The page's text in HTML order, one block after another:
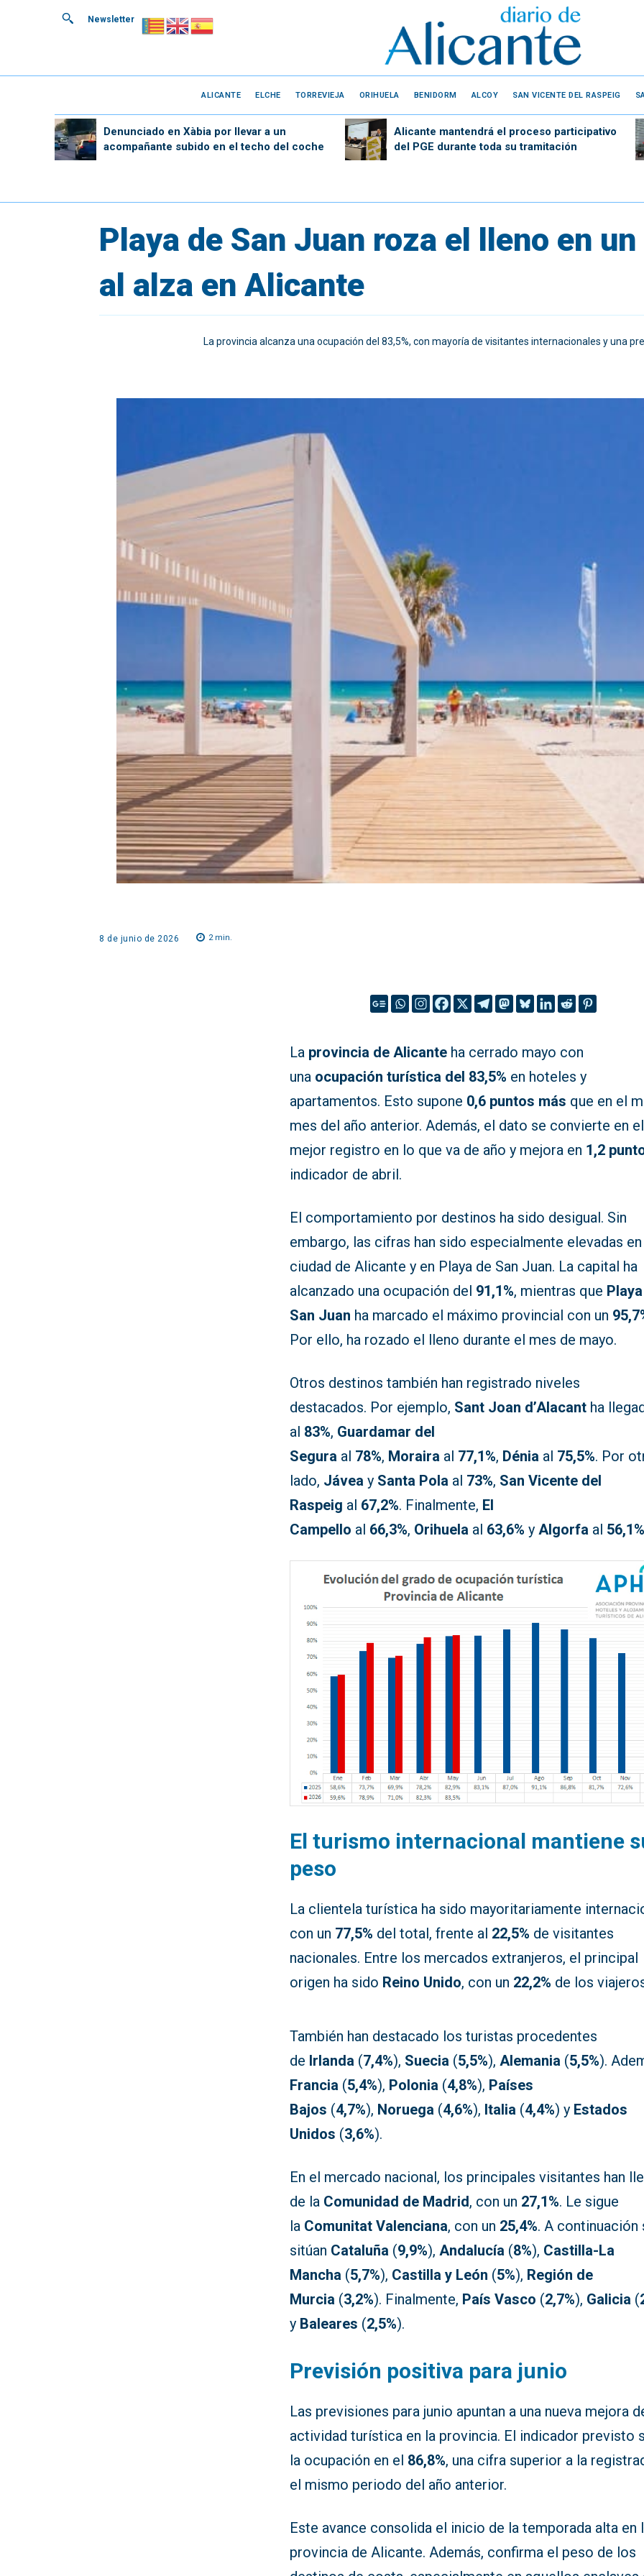
Newsletter
ALICANTE ELCHE TORREVIEJA ORIHUELA BENIDORM ALCOY SAN VICENTE DEL RASPEIG
Denunciado en Xàbia por llevar a un
acompañante subido en el techo del coche
Alicante mantendrá el proceso participativo
del PGE durante toda su tramitación
Playa de San Juan roza el lleno en
al alza en Alicante
La provincia alcanza una ocupación del 83,5%, con mayoría de visitantes internacionales y una
8 de junio de 2026 2min.
La provincia de Alicante ha cerrado mayo con
una ocupación turística del 83,5% en hoteles y
apartamentos. Esto supone 0,6 puntos más que en el
mes del año anterior. Además, el dato se convierte en el
mejor registro en lo que va de año y mejora en 1,2
indicador de abril.
El comportamiento por destinos ha sido desigual. Sin
embargo, las cifras han sido especialmente elevadas
ciudad de Alicante y en Playa de San Juan. La capital ha
alcanzado una ocupación del 91,1%, mientras que
San Juan ha marcado el máximo provincial con un
Por ello, ha rozado el lleno durante el mes de mayo.
Otros destinos también han registrado niveles
destacados. Por ejemplo, Sant Joan d’Alacant ha
al 83%, Guardamar del
Segura al 78%, Moraira al 77,1%, Dénia al 75,5%. Por
lado, Jávea y Santa Pola al 73%, San Vicente del
Raspeig al 67,2%. Finalmente, El
Campello al 66,3%, Orihuela al 63,6% yAlgorfa al 56,1%
El turismo internacional mantiene
peso
La clientela turística ha sido mayoritariamente
con un 77,5% del total, frente al 22,5% de visitantes
nacionales. Entre los mercados extranjeros, el principal
origen ha sido Reino Unido, con un 22,2% de los
También han destacado los turistas procedentes
de Irlanda (7,4%), Suecia (5,5%),Alemania (5,5%).
Francia (5,4%), Polonia (4,8%), Países
Bajos (4,7%), Noruega (4,6%), Italia (4,4%) y Estados
Unidos (3,6%).
En el mercado nacional, los principales visitantes han
de la Comunidad de Madrid, con un 27,1%. Le sigue
la Comunitat Valenciana, con un 25,4%. A continuación
sitúan Cataluña (9,9%),Andalucía (8%), Castilla-La
Mancha (5,7%), Castilla y León (5%), Región de
Murcia (3,2%). Finalmente, País Vasco (2,7%), Galicia (
y Baleares (2,5%).
Previsión positiva para junio
Las previsiones para junio apuntan a una nueva mejora
actividad turística en la provincia. El indicador previsto
la ocupación en el 86,8%, una cifra superior a la
el mismo periodo del año anterior.
Este avance consolida el inicio de la temporada alta en
provincia de Alicante. Además, confirma el peso de los